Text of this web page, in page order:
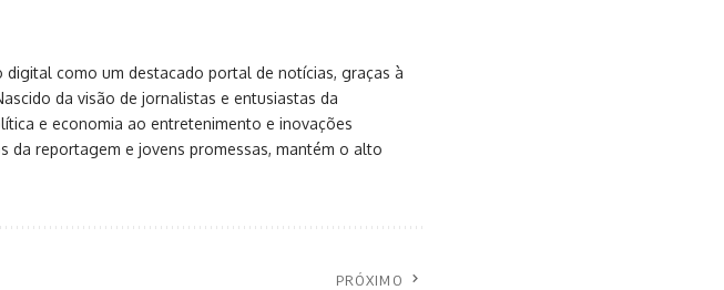
digital como um destacado portal de notícias, graças à
da visão de jornalistas e entusiastas da
e economia ao entretenimento e inovações
da reportagem e jovens promessas, mantém o alto
PRÓXIMO